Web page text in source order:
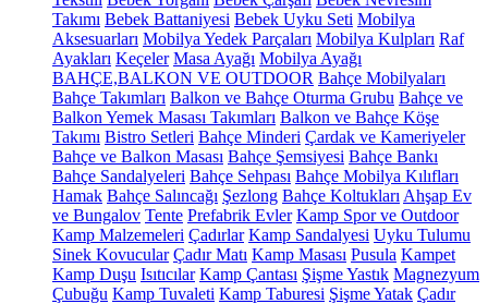
Takımı Bebek Battaniyesi Bebek Uyku Seti Mobilya
Aksesuarları Mobilya Yedek Parçaları Mobilya Kulpları Raf
Ayakları Keçeler Masa Ayağı Mobilya Ayağı
BAHÇE,BALKON VE OUTDOOR Bahçe Mobilyaları
Bahçe Takımları Balkon ve Bahçe Oturma Grubu Bahçe ve
Balkon Yemek Masası Takımları Balkon ve Bahçe Köşe
Takımı Bistro Setleri Bahçe Minderi Çardak ve Kameriyeler
Bahçe ve Balkon Masası Bahçe Şemsiyesi Bahçe Bankı
Bahçe Sandalyeleri Bahçe Sehpası Bahçe Mobilya Kılıfları
Hamak Bahçe Salıncağı Şezlong Bahçe Koltukları Ahşap Ev
ve Bungalov Tente Prefabrik Evler Kamp Spor ve Outdoor
Kamp Malzemeleri Çadırlar Kamp Sandalyesi Uyku Tulumu
Sinek Kovucular Çadır Matı Kamp Masası Pusula Kampet
Kamp Duşu Isıtıcılar Kamp Çantası Şişme Yastık Magnezyum
Çubuğu Kamp Tuvaleti Kamp Taburesi Şişme Yatak Çadır